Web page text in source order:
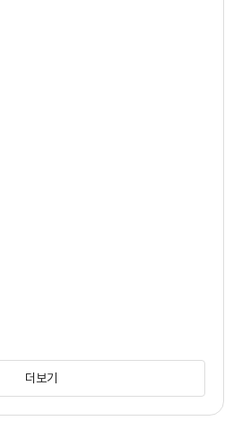
더보기